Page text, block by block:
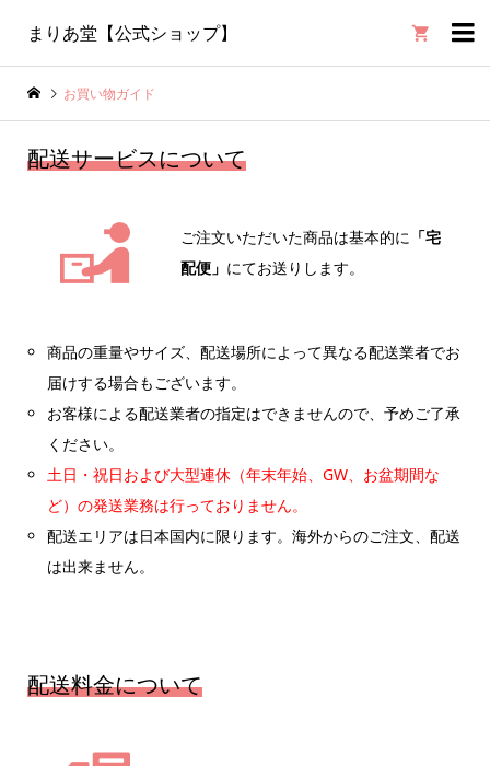
まりあ堂【公式ショップ】 
お買い物ガイド
配送サービスについて
ご注文いただいた商品は基本的に 「宅
配便」 にてお送りします。
商品の重量やサイズ、配送場所によって異なる配送業者でお
届けする場合もございます。
お客様による配送業者の指定はできませんので、予めご了承
ください。
土日・祝日および大型連休（年末年始、GW、お盆期間な
ど）の発送業務は行っておりません。
配送エリアは日本国内に限ります。海外からのご注文、配送
は出来ません。
配送料金について